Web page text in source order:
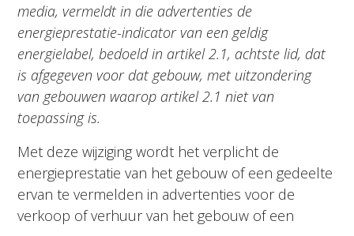
media, vermeldt in die advertenties de
energieprestatie-indicator van een geldig
energielabel, bedoeld in artikel 2.1, achtste lid, dat
is afgegeven voor dat gebouw, met uitzondering
van gebouwen waarop artikel 2.1 niet van
toepassing is.
Met deze wijziging wordt het verplicht de
energieprestatie van het gebouw of een gedeelte
ervan te vermelden in advertenties voor de
verkoop of verhuur van het gebouw of een